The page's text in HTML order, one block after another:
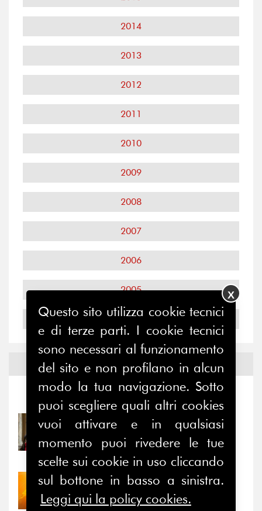
2014
2013
2012
2011
2010
2009
2008
2007
2006
2005
2004
Notizie ed Eventi
Eventi
31/07/2026
Prima della pausa estiva,
il valore di...
30/07/2026
Nove anni dopo la
Questo sito utilizza cookie tecnici
e di terze parti. I cookie tecnici
sono necessari al funzionamento
del sito e non profilano in alcun
modo la tua navigazione. Sotto
puoi scegliere quali altri cookies
vuoi attivare e in qualsiasi
momento puoi rivedere le tue
scelte sui cookie in uso cliccando
sul bottone in basso a sinistra.
Leggi qui la policy cookies.
X